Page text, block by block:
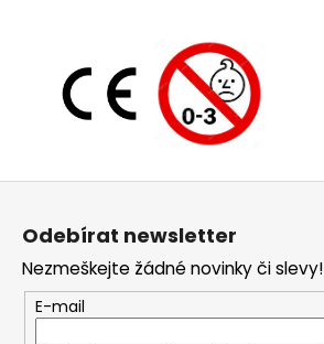
Z
Odebírat newsletter
Nezmeškejte žádné novinky či slevy!
E-mail